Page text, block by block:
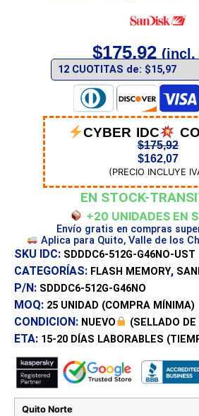
$175,92 (incl.
CYBER IDC
$175,92
$162,07
(PRECIO INCLUYE
EN STOCK-
+20 UNIDADES EN
Envío gratis en compras
Aplica para Quito, Valle de los
SKU IDC: SDDDC6-512G-G46NO-UST
CATEGORÍAS: FLASH MEMORY,
P/N: SDDDC6-512G-G46NO
MOQ: 25 UNIDAD (COMPRA MÍNIMA)
CONDICION: NUEVO (SELLADO DE
ETA: 15-20 DÍAS LABORABLES
Quito Norte